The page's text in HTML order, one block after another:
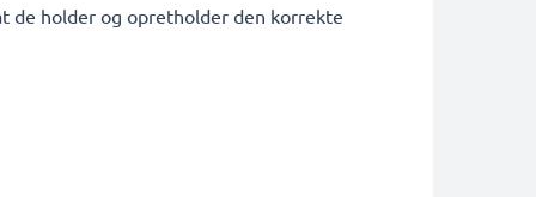
de holder og opretholder den korrekte